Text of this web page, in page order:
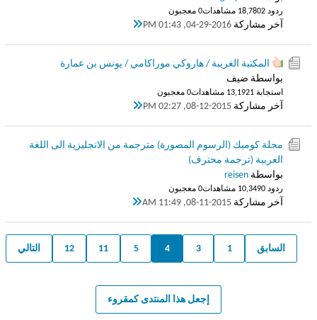
ردود 2 18,780 مشاهدات 0 معجبون
آخر مشاركة 04-29-2016, 01:43 PM
المكتبة الغريبة / هاروكي موراكامي / يونس بن عمارة
بواسطة ضيف
استجابة 1 13,192 مشاهدات 0 معجبون
آخر مشاركة 08-12-2015, 02:27 PM
مجلة كوميك (الرسوم المصورة) مترجمة من الانجليزية الى اللغة
العربية (ترجمة محترف)
بواسطة reisen
ردود 0 10,349 مشاهدات 0 معجبون
آخر مشاركة 08-11-2015, 11:49 AM
السابق 1
3
4
5
11
12 التالي
إجعل هذا المنتدى كمقروء